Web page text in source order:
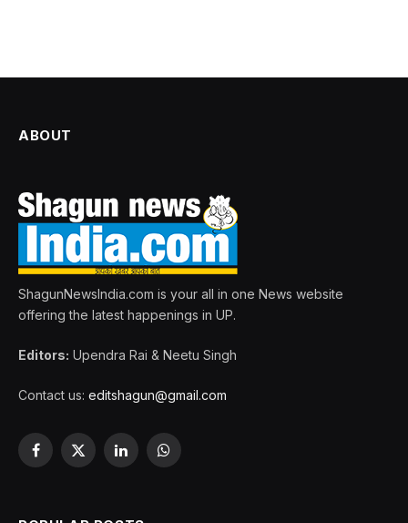
ABOUT
ShagunNewsIndia.com is your all in one News website
offering the latest happenings in UP.
Editors: Upendra Rai & Neetu Singh
Contact us: editshagun@gmail.com
Facebook
X
LinkedInWhatsApp